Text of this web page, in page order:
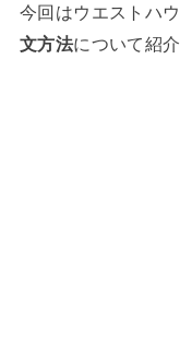
今回はウエストハ
文方法について紹